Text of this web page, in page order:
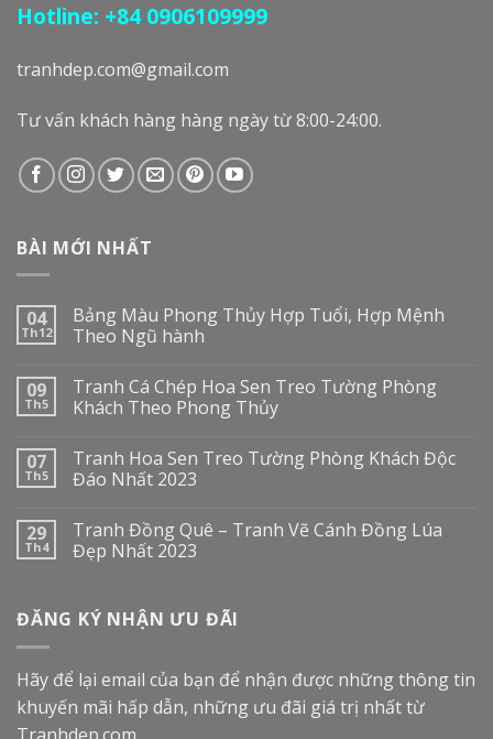
Hotline: +84 0906109999
tranhdep.com@gmail.com
Tư vấn khách hàng hàng ngày từ 8:00-24:00.
BÀI MỚI NHẤT
04
Th12
Bảng Màu Phong Thủy Hợp Tuổi, Hợp Mệnh
Theo Ngũ hành
09
Th5
Tranh Cá Chép Hoa Sen Treo Tường Phòng
Khách Theo Phong Thủy
07
Th5
Tranh Hoa Sen Treo Tường Phòng Khách Độc
Đáo Nhất 2023
29
Th4
Tranh Đồng Quê – Tranh Vẽ Cánh Đồng Lúa
Đẹp Nhất 2023
ĐĂNG KÝ NHẬN ƯU ĐÃI
Hãy để lại email của bạn để nhận được những thông tin
khuyến mãi hấp dẫn, những ưu đãi giá trị nhất từ